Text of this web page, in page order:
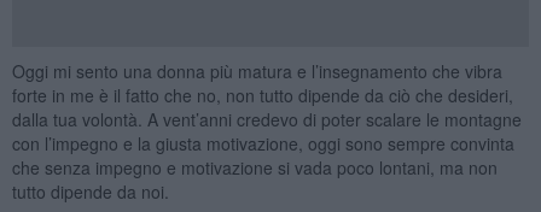
Oggi mi sento una donna più matura e l’insegnamento che vibra
forte in me è il fatto che no, non tutto dipende da ciò che desideri,
dalla tua volontà. A vent’anni credevo di poter scalare le montagne
con l’impegno e la giusta motivazione, oggi sono sempre convinta
che senza impegno e motivazione si vada poco lontani, ma non
tutto dipende da noi.